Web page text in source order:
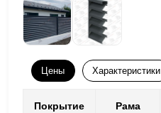
Цены Характеристики
Покрытие Рама